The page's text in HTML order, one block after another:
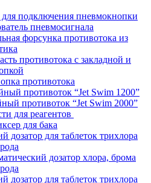
подключения пневмокнопки
пневмосигнала
форсунка противотока из
противотока с закладной и
противотока
противоток “Jet Swim 1200”
противоток “Jet Swim 2000”
для реагентов
для бака
дозатор для таблеток трихлора
дозатор хлора, брома
дозатор для таблеток трихлора